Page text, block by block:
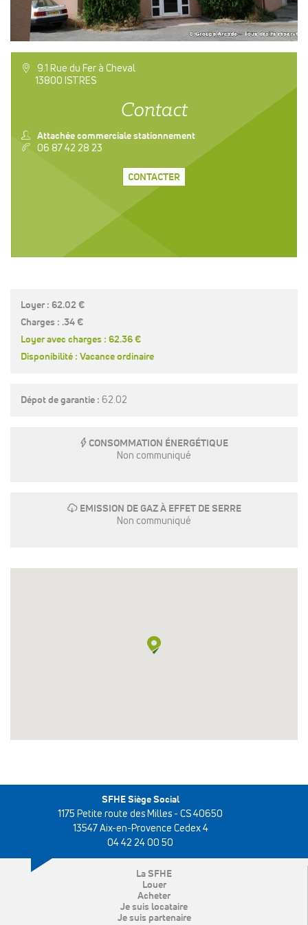
a
9.1 Rue du Fer à Cheval
13800 ISTRES
Contact
n Attachée commerciale stationnement
v 06 87 42 28 23
CONTACTER
Loyer : 62.02 €
Charges : .34 €
Loyer avec charges : 62.36 €
Disponibilité : Vacance ordinaire
Dépot de garantie : 62.02
E CONSOMMATION ÉNERGÉTIQUE
Non communiqué
g EMISSION DE GAZ À EFFET DE SERRE
Non communiqué
SFHE Siège Social
1175 Petite route des Milles - CS 40650
13547 Aix-en-Provence Cedex 4
04 42 24 00 50
La SFHE
Louer
Acheter
Je suis locataire
Je suis partenaire